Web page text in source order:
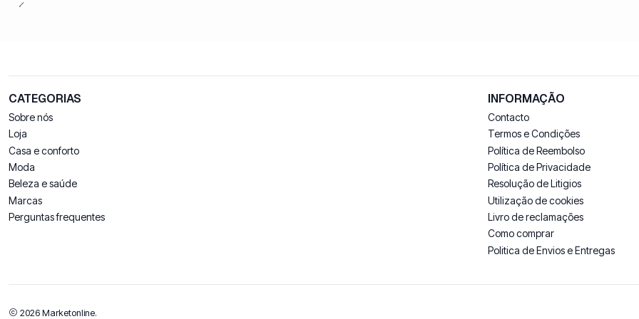
CATEGORIAS
Sobre nós
Loja
Casa e conforto
Moda
Beleza e saúde
Marcas
Perguntas frequentes
INFORMAÇÃO
Contacto
Termos e Condições
Política de Reembolso
Política de Privacidade
Resolução de Litigios
Utilização de cookies
Livro de reclamações
Como comprar
Politica de Envios e Entregas
2026 Marketonline.